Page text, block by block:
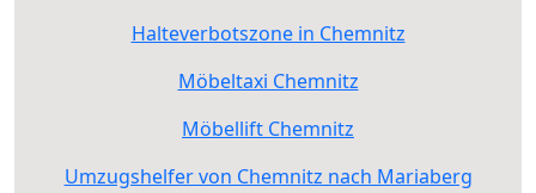
Halteverbotszone in Chemnitz
Möbeltaxi Chemnitz
Möbellift Chemnitz
Umzugshelfer von Chemnitz nach Mariaberg